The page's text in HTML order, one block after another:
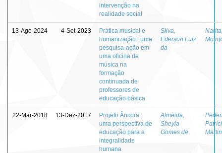
intervenção na
realidade social
13-Ago-2024 4-Set-2023
Prática musical e
humanização : uma
pesquisa-ação em
uma oficina de
música na
formação
continuada de
professores de
educação básica
Silva,
Ederson Luiz
da
22-Mar-2018 13-Dez-2017
Projeto Âncora :
uma perspectiva de
educação para a
integralidade
humana
Almeida,
Sheyla
Gomes de